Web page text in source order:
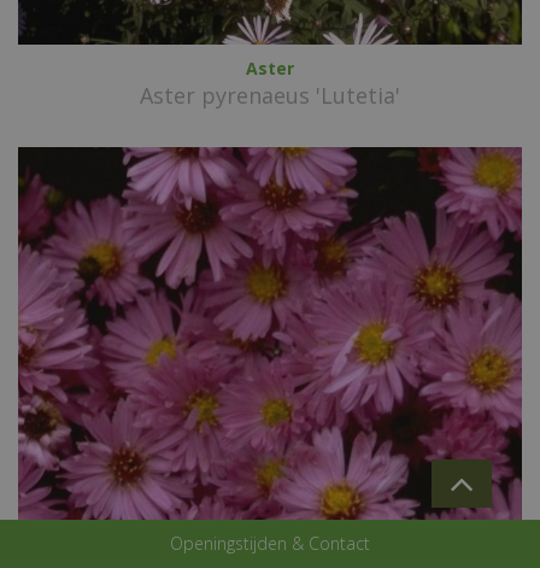
Aster
Aster pyrenaeus 'Lutetia'
Openingstijden & Contact